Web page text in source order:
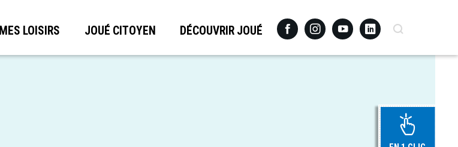
MES LOISIRS JOUÉ CITOYEN DÉCOUVRIR JOUÉ FacebookInstagramYoutubeLinkedinRecherche